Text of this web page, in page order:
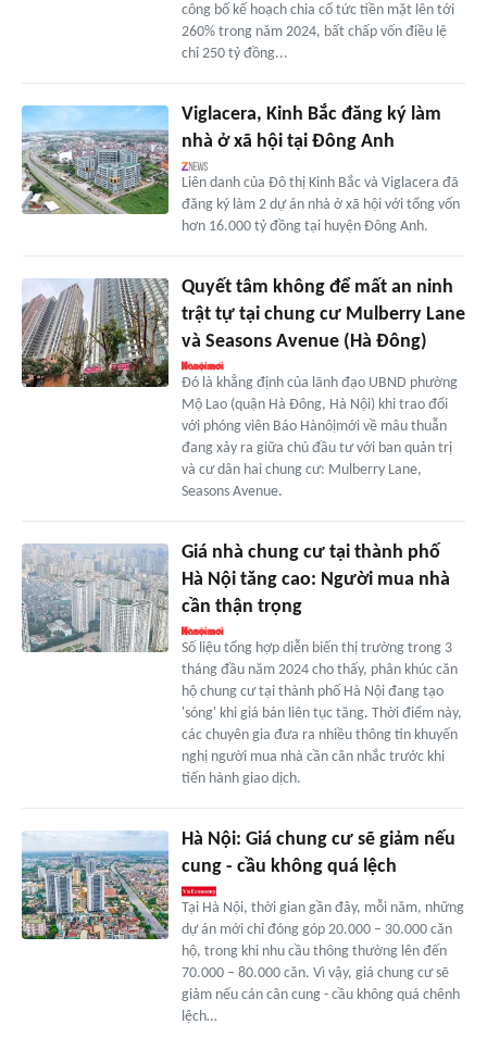
công bố kế hoạch chia cổ tức tiền mặt lên tới
260% trong năm 2024, bất chấp vốn điều lệ
chỉ 250 tỷ đồng...
Viglacera, Kinh Bắc đăng ký làm
nhà ở xã hội tại Đông Anh
Liên danh của Đô thị Kinh Bắc và Viglacera đã
đăng ký làm 2 dự án nhà ở xã hội với tổng vốn
hơn 16.000 tỷ đồng tại huyện Đông Anh.
Quyết tâm không để mất an ninh
trật tự tại chung cư Mulberry Lane
và Seasons Avenue (Hà Đông)
Đó là khẳng định của lãnh đạo UBND phường
Mộ Lao (quận Hà Đông, Hà Nội) khi trao đổi
với phóng viên Báo Hànôịmới về mâu thuẫn
đang xảy ra giữa chủ đầu tư với ban quản trị
và cư dân hai chung cư: Mulberry Lane,
Seasons Avenue.
Giá nhà chung cư tại thành phố
Hà Nội tăng cao: Người mua nhà
cần thận trọng
Số liệu tổng hợp diễn biến thị trường trong 3
tháng đầu năm 2024 cho thấy, phân khúc căn
hộ chung cư tại thành phố Hà Nội đang tạo
'sóng' khi giá bán liên tục tăng. Thời điểm này,
các chuyên gia đưa ra nhiều thông tin khuyến
nghị người mua nhà cần cân nhắc trước khi
tiến hành giao dịch.
Hà Nội: Giá chung cư sẽ giảm nếu
cung - cầu không quá lệch
Tại Hà Nội, thời gian gần đây, mỗi năm, những
dự án mới chỉ đóng góp 20.000 – 30.000 căn
hộ, trong khi nhu cầu thông thường lên đến
70.000 – 80.000 căn. Vì vậy, giá chung cư sẽ
giảm nếu cán cân cung - cầu không quá chênh
lệch…